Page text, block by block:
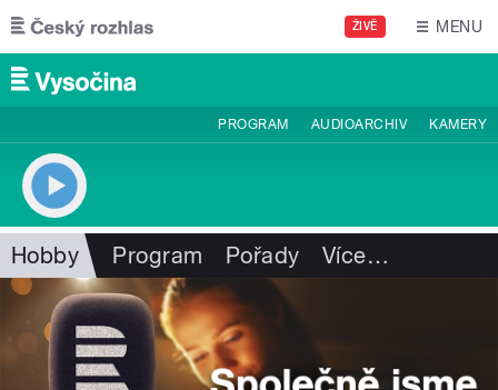
Přejít k hlavnímu obsahu
ŽIVĚ MENU
PROGRAM AUDIOARCHIV KAMERY
Hobby Program Pořady Více…